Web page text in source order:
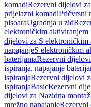
komadiRezervni dijelovi
prijelazni komadiPričvrsni
pisoaraUgradnja u zid
elektroničkim aktiviranjem
dijelovi za S elektroničkim
napajanjeS elektroničkim
baterijamaRezervni
ispiranja, napajanje
ispiranjaRezervni dijelovi
ispiranjaBasicRezervni
dijelovi za Nazidna
mrežno napajanjeRezervni